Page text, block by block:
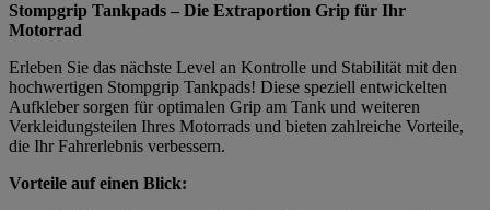
Stompgrip Tankpads – Die Extraportion Grip für Ihr
Motorrad
Erleben Sie das nächste Level an Kontrolle und Stabilität mit den
hochwertigen Stompgrip Tankpads! Diese speziell entwickelten
Aufkleber sorgen für optimalen Grip am Tank und weiteren
Verkleidungsteilen Ihres Motorrads und bieten zahlreiche Vorteile,
die Ihr Fahrerlebnis verbessern.
Vorteile auf einen Blick: